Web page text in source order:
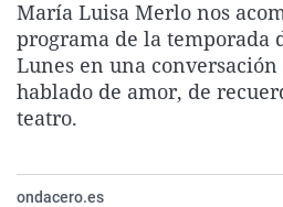
María Luisa Merlo nos
programa de la temporada
Lunes en una
hablado de amor, de
teatro.
ondacero.es